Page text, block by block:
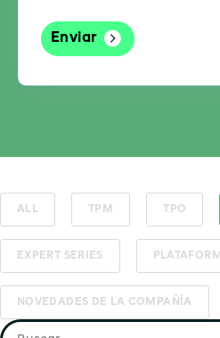
ALL TPM TPO
EXPERT SERIES
NOVEDADES DE LA COMPAÑÍA